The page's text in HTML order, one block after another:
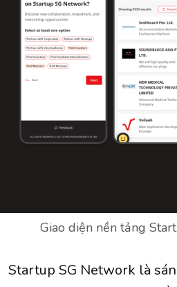
Giao diện nền tảng
Startup SG Network là